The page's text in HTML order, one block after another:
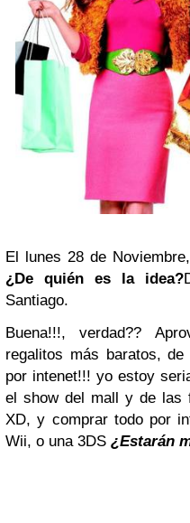
El lunes 28 de
¿De quién es la idea?
Santiago.
Buena!!!, verdad??
regalitos más baratos,
por intenet!!! yo estoy
el show del mall y de las
XD, y comprar todo por
Wii, o una 3DS ¿Estarán